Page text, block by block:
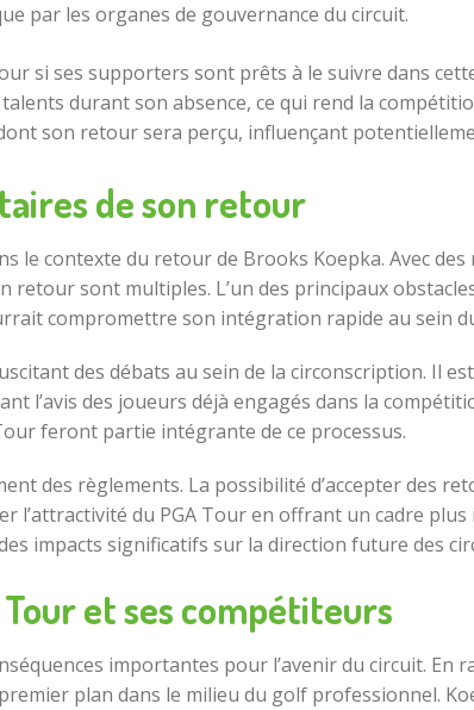
par les organes de gouvernance du circuit.
si ses supporters sont prêts à le suivre dans
durant son absence, ce qui rend la
son retour sera perçu, influençant
de son retour
le contexte du retour de Brooks Koepka. Avec
sont multiples. L’un des principaux
compromettre son intégration rapide au sein
des débats au sein de la circonscription. Il
l’avis des joueurs déjà engagés dans la
feront partie intégrante de ce processus.
des règlements. La possibilité d’accepter des
du PGA Tour en offrant un cadre plus
impacts significatifs sur la direction future des
et ses compétiteurs
importantes pour l’avenir du circuit. En
plan dans le milieu du golf professionnel.